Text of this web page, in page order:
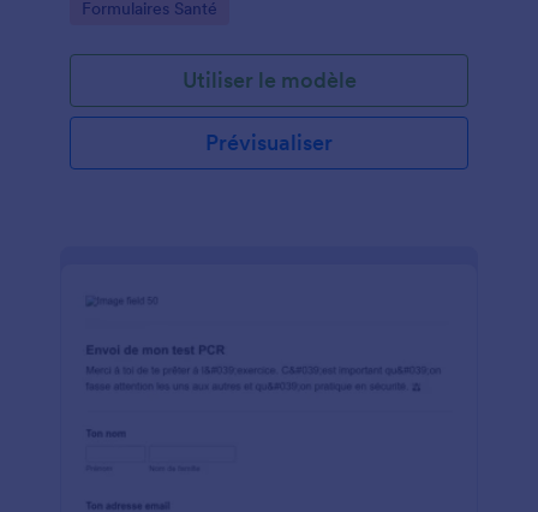
Go to Category:
Formulaires Santé
Utiliser le modèle
Prévisualiser